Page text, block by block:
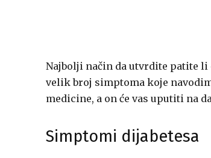
Najbolji način da utvrdite patite li
velik broj simptoma koje
medicine, a on će vas uputiti na
Simptomi dijabetesa